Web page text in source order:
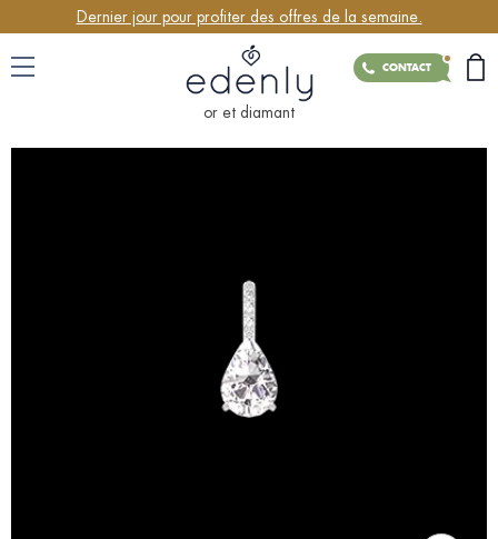
Dernier jour pour profiter des offres de la semaine.
CONTACT
or et diamant